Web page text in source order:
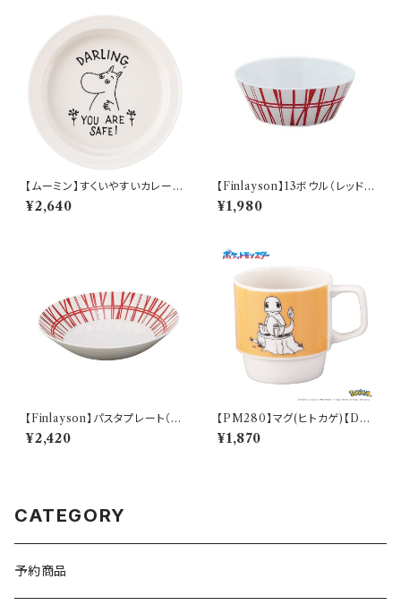
【ムーミン】すくいやすいカレー皿
（ムーミン）【MM9000】MM9
001-320
¥2,640
【Finlayson】13ボウル（レッド）
【コロナ】
¥1,980
【Finlayson】パスタプレート（レ
ッド）【コロナ】
¥2,420
【PM280】マグ(ヒトカゲ)【Dail
y Sketch】PM282-11
¥1,870
CATEGORY
予約商品